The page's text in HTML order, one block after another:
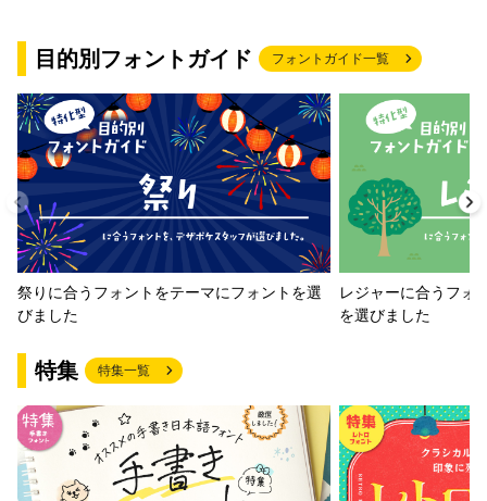
目的別フォントガイド フォントガイド一覧
祭りに合うフォントをテーマにフォントを選
びました
レジャーに合うフォ
を選びました
特集 特集一覧